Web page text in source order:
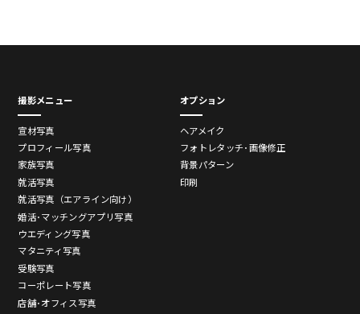
撮影メニュー
宣材写真
プロフィール写真
家族写真
就活写真
就活写真（エアライン向け）
婚活･マッチングアプリ写真
ウエディング写真
マタニティ写真
受験写真
コーポレート写真
店舗･オフィス写真
オプション
ヘアメイク
フォトレタッチ･画像修正
背景パターン
印刷